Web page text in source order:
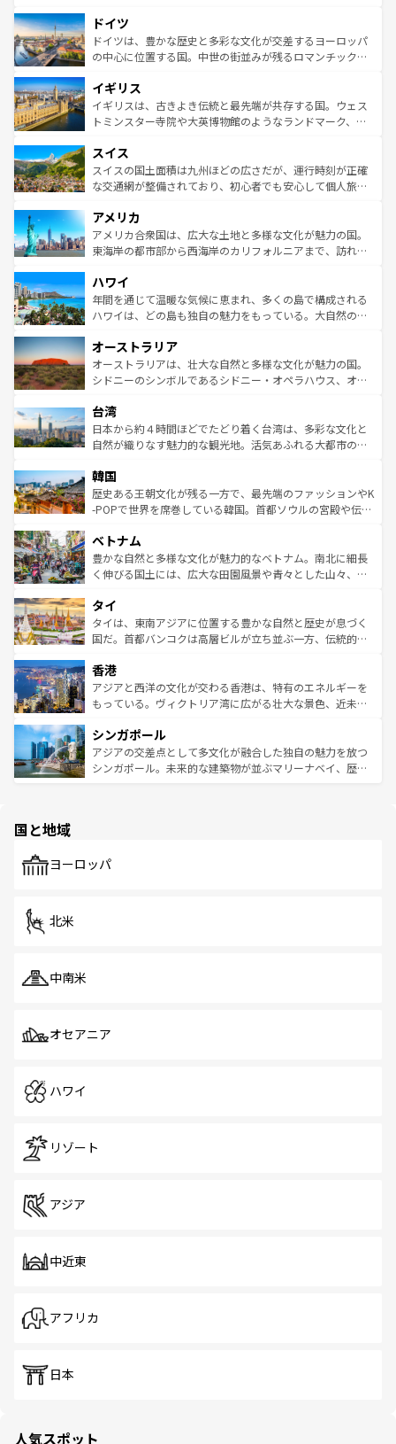
せる。地方によって風土や気候が異なるスペインはその個
性で訪れる人を魅了する。 なお、新着のスペイン情報は コ
ンテンツ一覧を参照してほしい。
で、幅広い魅力が詰まっている。華麗な宮殿、歴史的な大
聖堂、美しいビーチ、そして豊かな自然が、訪れる者を心
から魅了する。また、フランスは美食の国としても知ら
いる。シャンパンの発祥地であるランス、プロヴァンスの
香り高いラベンダー畑など、多彩な楽しみ方が可能だ。さ
らに、パリ以外の地域にも魅力が溢れており、どの街角に
れる地方に足を運ぶとそれぞれで全く異なる文化を体験で
きるだろう。 なお、新着のフランス情報はコンテンツ一覧
を参照してほしい。
ドイツ
ドイツは、豊かな歴史と多彩な文化が交差するヨーロッパ
の中心に位置する国。中世の街並みが残るロマンチック街
顔を持つこの国は、どこを歩いても飽きることがない。ベ
ルリンの文化的活気、バイエルン州のアルプスの絶景、そ
してライン川沿いのワイン畑といった風景は必見。ビール
は、お酒好きな人にはぜひ体験してほしい。 なお、新着の
ドイツ情報はコンテンツ一覧を参照してほしい。
イギリス
イギリスは、古きよき伝統と最先端が共存する国。ウェス
トミンスター寺院や大英博物館のようなランドマーク、歴
リアごとに異なる魅力がある。また、優雅なアフタヌーン
ティー、ビール好きにはたまらない英国パブ、サッカー観
戦など、本場だからこそできる体験も豊富。イギリスを旅
ンツ一覧を参照してほしい。
スイス
スイスの国土面積は九州ほどの広さだが、運行時刻が正確
な交通網が整備されており、初心者でも安心して個人旅行
の建物がそのまま残る町や、スイスならではのユニークな
博物館もあり、アルプス観光だけでなく町歩きも満喫する
ことができる。国民の所得が高いため物価も高いが、旅行
ば市内交通費無料で観光を楽しむこともできる。 なお、新
着のスイス情報はコンテンツ一覧 を参照してほしい。
アメリカ
アメリカ合衆国は、広大な土地と多様な文化が魅力の国。
東海岸の都市部から西海岸のカリフォルニアまで、訪れる
のような巨大都市は、観光、ショッピング、エンターテイ
ンメントが詰まった刺激的なスポットだ。一方、アメリカ
西部には大自然が広がり、グランドキャニオンやイエロー
部のニューオーリンズでは、音楽と美食が融合した独特の
文化が魅力。旅行者はアメリカの各地域で異なる魅力を楽
しみながら、その多様性と豊かな歴史を感じることができ
ならではの贅沢な旅のスタイルだ。 なお、新着のアメリカ
情報はコンテンツ一覧を参照してほしい。
ハワイ
年間を通じて温暖な気候に恵まれ、多くの島で構成される
ハワイは、どの島も独自の魅力をもっている。大自然の神
ワイ島は見逃せない。また、定番の観光地といえばオアフ
島だが、静かな自然を求めるならマウイ島やカウアイ島が
おすすめ。エメラルドグリーンに輝く海をはじめ、豊かな
れるおもてなしの心で訪れる人々を迎えてくれるハワイの
人々、おいしいローカルフードやハワイアンミュージッ
ク、伝統的なフラダンスなど、すべてがハワイの魅力を彩
ワイを、存分に味わってほしい。 なお、新着のハワイ情報
はコンテンツ一覧を参照してほしい。
オーストラリア
オーストラリアは、壮大な自然と多様な文化が魅力の国。
シドニーのシンボルであるシドニー・オペラハウス、オー
リアリーフや大陸中央部にそびえるウルル（エアーズロッ
ク）、タスマニアの美しい原生林やケアンズの熱帯雨林な
ど、見どころがたくさん。また、カフェやワイン、オージ
いる。アクティビティも充実しており、サーフィンやダイ
ビング、ハイキングなど、アウトドア好きにはたまらな
い。オーストラリアの多彩な魅力を存分に味わいつくそ
参照してほしい。
台湾
日本から約４時間ほどでたどり着く台湾は、多彩な文化と
自然が織りなす魅力的な観光地。活気あふれる大都市の台
ン）、静ひつな山岳地帯である台湾東部など、都市の喧騒
と山間の静けさが共存しており、訪れる人に新しい発見と
驚きをもたらしてくれる。また、奥深い台湾の食文化も魅
容にもいいと評判のスイーツなど、バラエティ豊かな料理
が味わえる。 なお、新着の台湾情報は コンテンツ一覧を参
照してほしい。
韓国
歴史ある王朝文化が残る一方で、最先端のファッションやK
-POPで世界を席巻している韓国。首都ソウルの宮殿や伝統
き、地方に足を延ばせば四季折々の自然美を楽しむことが
できる。そして、キムチや焼肉、絶品のストリートフード
まで、さまざまな韓国料理が待っている。夜には、韓国な
リティに包まれながら、韓国の多彩な魅力を心ゆくまで味
わってみてほしい。 なお、新着の韓国情報はコンテンツ一
覧を参照してほしい。
ベトナム
豊かな自然と多様な文化が魅力的なベトナム。南北に細長
く伸びる国土には、広大な田園風景や青々とした山々、世
急速な発展と共に伝統が息づく。ハノイの古い町並みやホ
ーチミン市のフランス統治時代の建物も、独特の雰囲気を
醸し出している。また、バラエティの豊かさとおいしさで
とつ。フォーやバインミー、ベトナムコーヒーなどは、ぜ
ひ現地で味わいたい。どの地域を訪れてもあたたかい人々
が旅行者を迎えてくれるので、きっと忘れられない旅にな
参照してほしい。
タイ
タイは、東南アジアに位置する豊かな自然と歴史が息づく
国だ。首都バンコクは高層ビルが立ち並ぶ一方、伝統的な
の活気が交差している。北部ではチェンマイなどの山岳地
帯で自然と触れ合い、南部ではプーケットやクラビの美し
いビーチでリゾート気分を楽しむことができる。タイ料理
激する。気候は一年中温暖で、どの季節にも異なる楽しみ
が待っている。親しみやすいタイの人々、仏教を中心とし
た文化、そして多様な観光資源が、訪れる旅人を魅了し続
香港
アジアと西洋の文化が交わる香港は、特有のエネルギーを
もっている。ヴィクトリア湾に広がる壮大な景色、近未来
み、どこを訪れても感動するはず。観光スポットが密集し
ており、効率よく見どころを回れるのも魅力。息をのむよ
うな絶景から文化的な体験まで、香港を存分に楽しみ尽く
シンガポール
アジアの交差点として多文化が融合した独自の魅力を放つ
シンガポール。未来的な建築物が並ぶマリーナベイ、歴史
で、ホーカーズは地元の風情を楽しめる外せないスポット
国と地域
ヨーロッパ
北米
中南米
オセアニア
ハワイ
リゾート
アジア
中近東
アフリカ
日本
人気スポット